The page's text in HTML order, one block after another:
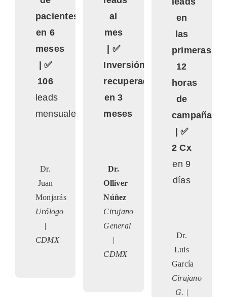
pacientes
en 6
meses
| ✅
106
leads
mensuales
Dr.
Juan
Monjarás
Urólogo
|
CDMX
al
mes
| ✅
Inversión
recuperada
en 3
meses
Dr.
Olliver
Núñez
Cirujano
General
|
CDMX
en
las
primeras
12
horas
de
campaña
| ✅
2 Cx
en 9
días
Dr.
Luis
García
Cirujano
G. |